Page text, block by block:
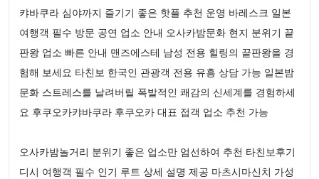
캬바쿠라 심야까지 즐기기 좋은 핫플 추천 운영 바레스크 일본
여행객 필수 방문 공연 업소 안내 오사카밤문화 현지 분위기 끝
판왕 업소 빠른 안내 맨즈에스테 남성 전용 힐링의 끝판왕을 경
험해 보세요 타친보 한국인 관광객 전용 유흥 상담 가능 일본밤
문화 스트레스를 날려버릴 폭발적인 쾌감의 신세계를 경험하세
요 후쿠오카캬바쿠라 후쿠오카 대표 접객 업소 추천 가능
오사카밤놀거리 분위기 좋은 업소만 엄선하여 추천 타친보후기
디시 여행객 필수 인기 루트 상세 설명 제공 마츠시마신치 가성